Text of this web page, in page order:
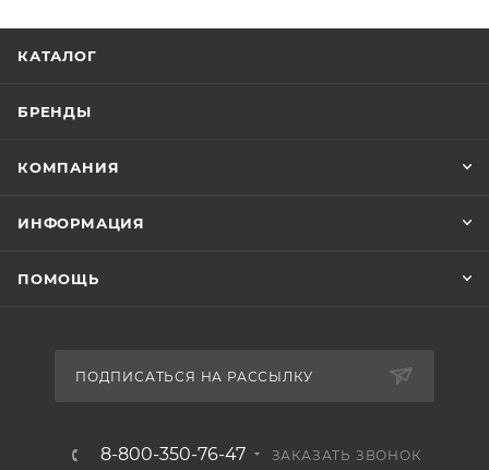
КАТАЛОГ
БРЕНДЫ
КОМПАНИЯ
ИНФОРМАЦИЯ
ПОМОЩЬ
ПОДПИСАТЬСЯ НА РАССЫЛКУ
8-800-350-76-47 ЗАКАЗАТЬ ЗВОНОК